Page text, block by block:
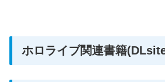
ホロライブ関連書籍